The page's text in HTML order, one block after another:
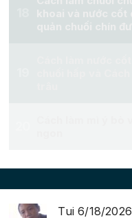
Tui 6/18/2026